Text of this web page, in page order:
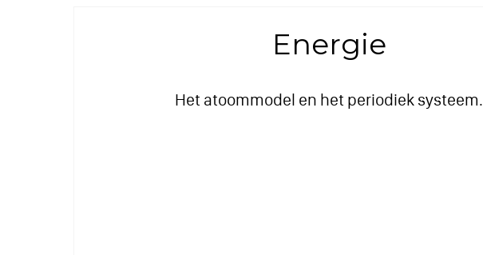
Energie
Het atoommodel en het periodiek systeem.